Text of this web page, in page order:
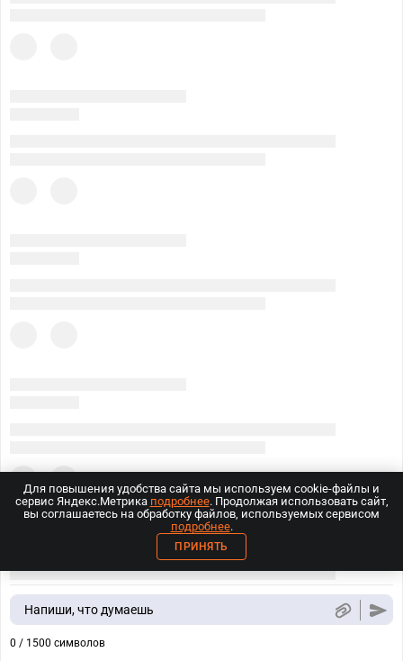
Напиши, что думаешь
0 / 1500 символов
Для повышения удобства сайта мы используем cookie-файлы и
сервис Яндекс.Метрика подробнее. Продолжая использовать сайт,
вы соглашаетесь на обработку файлов, используемых сервисом
подробнее.
ПРИНЯТЬ